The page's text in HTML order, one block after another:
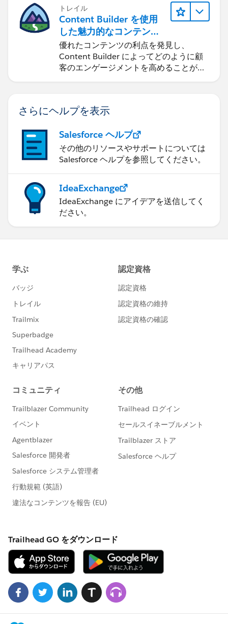
トレイル
Content Builder を使用
した魅力的なコンテンツ
の作成
優れたコンテンツの利点を発見し、
Content Builder によってどのように顧
客のエンゲージメントを高めることがで
さらにヘルプを表示
Salesforce ヘルプ
その他のリソースやサポートについては
Salesforce ヘルプを参照してください。
IdeaExchange
IdeaExchange にアイデアを送信してく
ださい。